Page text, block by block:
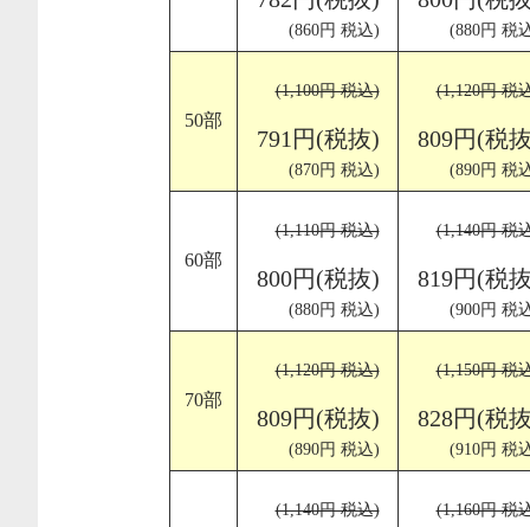
(860円 税込) (880円 税
50部
(1,100円 税込)
791円(税抜)
(870円 税込)
(1,120円 税
809円(税
(890円 税
60部
(1,110円 税込)
800円(税抜)
(880円 税込)
(1,140円 税
819円(税
(900円 税
70部
(1,120円 税込)
809円(税抜)
(890円 税込)
(1,150円 税
828円(税
(910円 税
(1,140円 税込) (1,160円 税